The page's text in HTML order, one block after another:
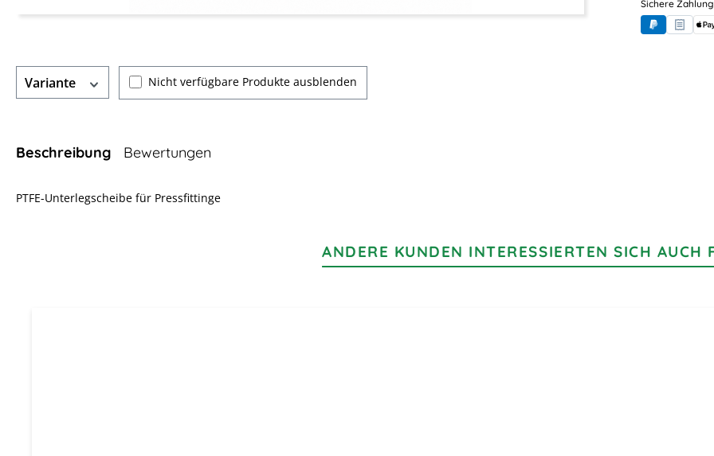
Sichere
PayPal
Variante Nicht verfügbare Produkte ausblenden
Beschreibung Bewertungen
PTFE-Unterlegscheibe für Pressfittinge
ANDERE KUNDEN INTERESSIERTEN SICH AUCH